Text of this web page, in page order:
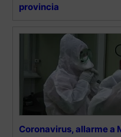
provincia
Coronavirus, allarme a